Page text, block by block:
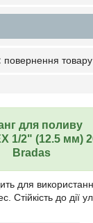
повернення
для поливу
1/2" (12.5 мм)
Bradas
для
до дії